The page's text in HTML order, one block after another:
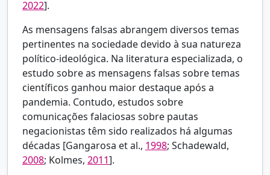
2022].
As mensagens falsas abrangem diversos temas
pertinentes na sociedade devido à sua natureza
político-ideológica. Na literatura especializada, o
estudo sobre as mensagens falsas sobre temas
científicos ganhou maior destaque após a
pandemia. Contudo, estudos sobre
comunicações falaciosas sobre pautas
negacionistas têm sido realizados há algumas
décadas [Gangarosa et al., 1998; Schadewald,
2008; Kolmes, 2011].